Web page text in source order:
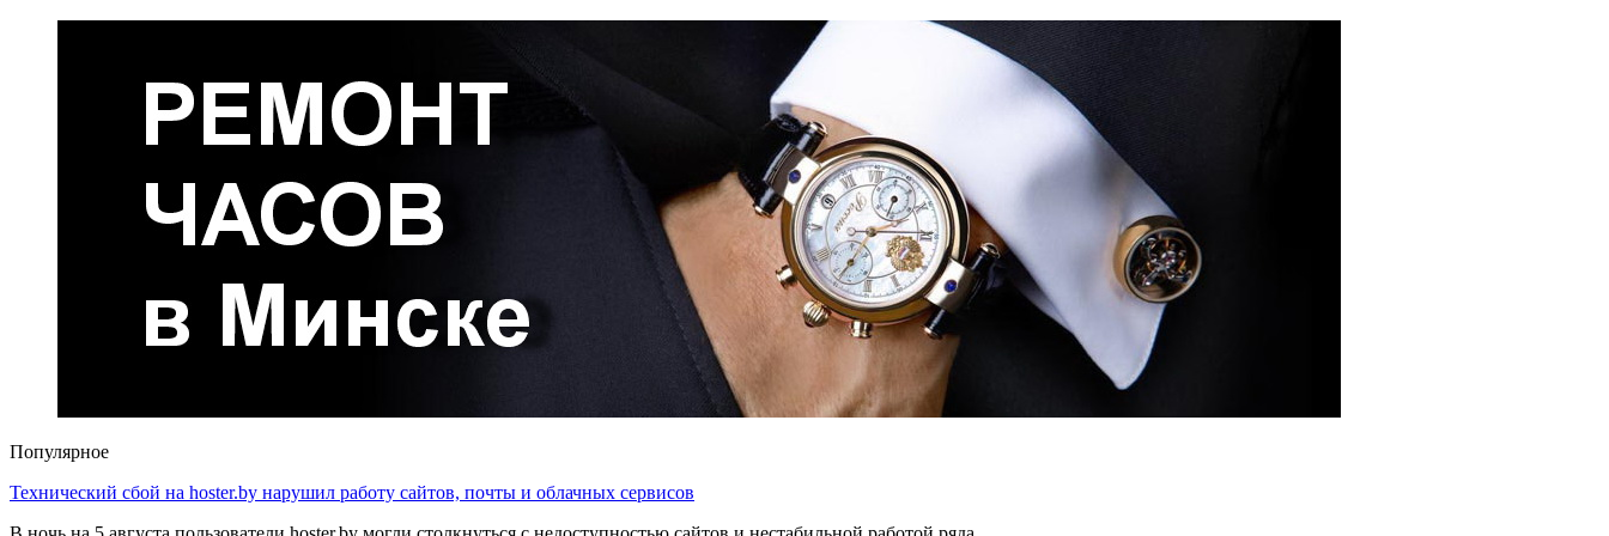
Популярное
Технический сбой на hoster.by нарушил работу сайтов, почты и облачных сервисов